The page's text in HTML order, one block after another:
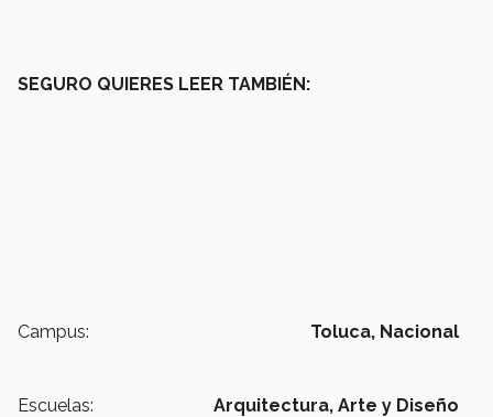
SEGURO QUIERES LEER TAMBIÉN:
Campus: Toluca, Nacional
Escuelas: Arquitectura, Arte y Diseño